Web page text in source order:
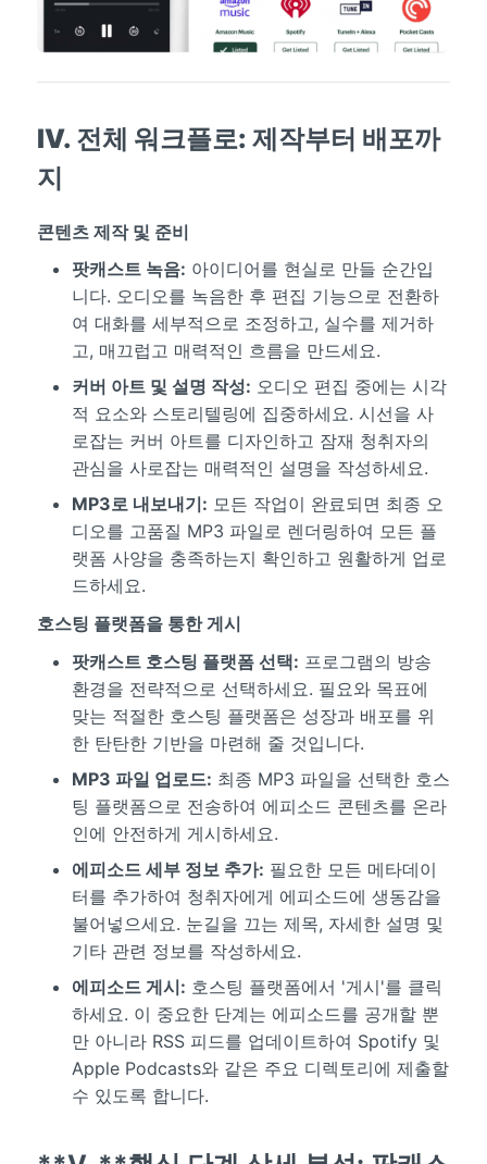
IV. 전체 워크플로: 제작부터 배포까
지
콘텐츠 제작 및 준비
팟캐스트 녹음: 아이디어를 현실로 만들 순간입
니다. 오디오를 녹음한 후 편집 기능으로 전환하
여 대화를 세부적으로 조정하고, 실수를 제거하
고, 매끄럽고 매력적인 흐름을 만드세요.
커버 아트 및 설명 작성: 오디오 편집 중에는 시각
적 요소와 스토리텔링에 집중하세요. 시선을 사
로잡는 커버 아트를 디자인하고 잠재 청취자의
관심을 사로잡는 매력적인 설명을 작성하세요.
MP3로 내보내기: 모든 작업이 완료되면 최종 오
디오를 고품질 MP3 파일로 렌더링하여 모든 플
랫폼 사양을 충족하는지 확인하고 원활하게 업로
드하세요.
호스팅 플랫폼을 통한 게시
팟캐스트 호스팅 플랫폼 선택: 프로그램의 방송
환경을 전략적으로 선택하세요. 필요와 목표에
맞는 적절한 호스팅 플랫폼은 성장과 배포를 위
한 탄탄한 기반을 마련해 줄 것입니다.
MP3 파일 업로드: 최종 MP3 파일을 선택한 호스
팅 플랫폼으로 전송하여 에피소드 콘텐츠를 온라
인에 안전하게 게시하세요.
에피소드 세부 정보 추가: 필요한 모든 메타데이
터를 추가하여 청취자에게 에피소드에 생동감을
불어넣으세요. 눈길을 끄는 제목, 자세한 설명 및
기타 관련 정보를 작성하세요.
에피소드 게시: 호스팅 플랫폼에서 '게시'를 클릭
하세요. 이 중요한 단계는 에피소드를 공개할 뿐
만 아니라 RSS 피드를 업데이트하여 Spotify 및
Apple Podcasts와 같은 주요 디렉토리에 제출할
수 있도록 합니다.